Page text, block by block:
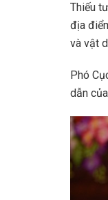
Thiếu
địa
và vật
Phó
dẫn